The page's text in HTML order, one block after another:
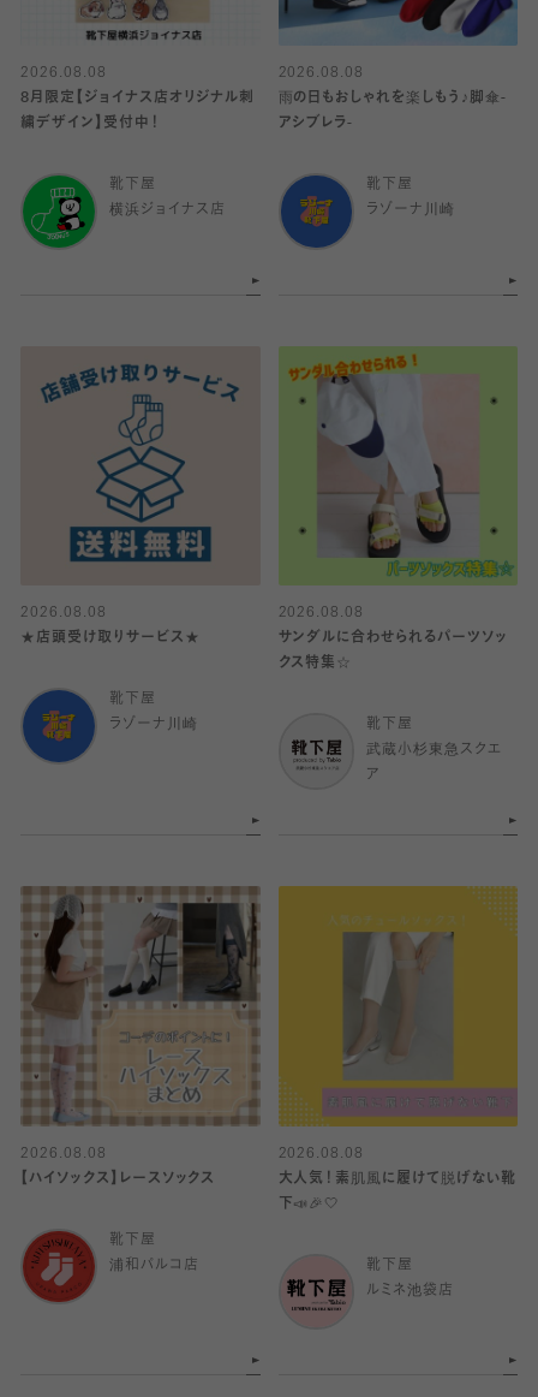
2026.08.08
8月限定【ジョイナス店オリジナル刺
繍デザイン】受付中！
靴下屋
横浜ジョイナス店
2026.08.08
雨の日もおしゃれを楽しもう♪脚傘-
アシブレラ-
靴下屋
ラゾーナ川崎
2026.08.08
★店頭受け取りサービス★
靴下屋
ラゾーナ川崎
2026.08.08
サンダルに合わせられるパーツソッ
クス特集☆
靴下屋
武蔵小杉東急スクエ
ア
2026.08.08
【ハイソックス】レースソックス
靴下屋
浦和パルコ店
2026.08.08
大人気！素肌風に履けて脱げない靴
下📣🎉🤍
靴下屋
ルミネ池袋店